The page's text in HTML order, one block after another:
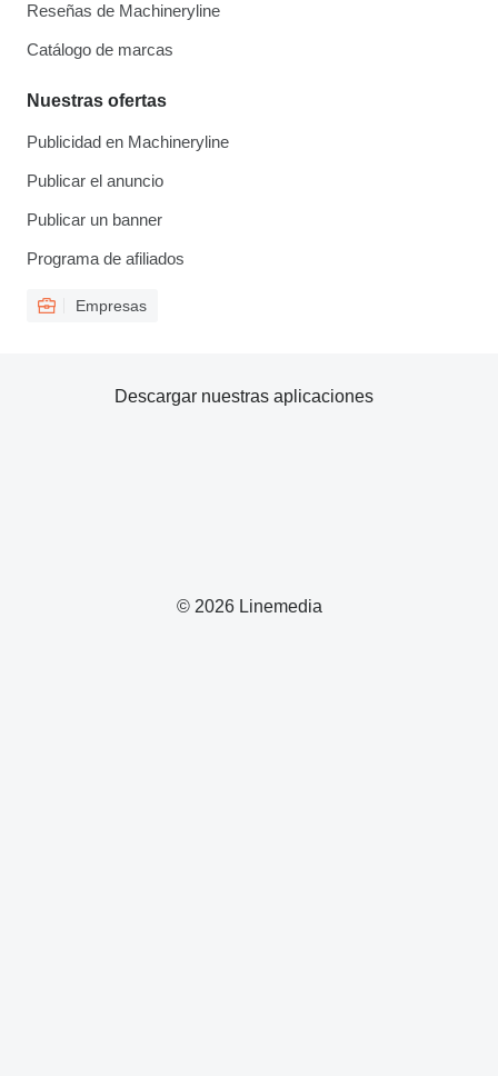
Reseñas de Machineryline
Catálogo de marcas
Nuestras ofertas
Publicidad en Machineryline
Publicar el anuncio
Publicar un banner
Programa de afiliados
Empresas
© 2026 Linemedia
Descargar nuestras aplicaciones